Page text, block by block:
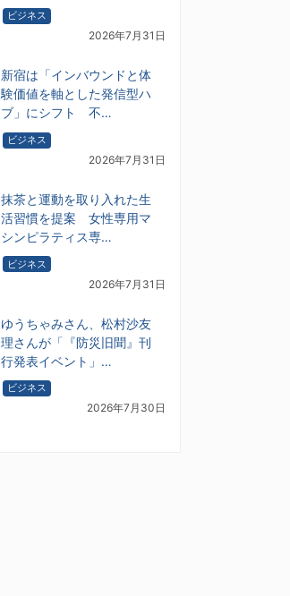
ビジネス
2026年7月31日
新宿は「インバウンドと体
験価値を軸とした発信型ハ
ブ」にシフト 不…
ビジネス
2026年7月31日
抹茶と運動を取り入れた生
活習慣を提案 女性専用マ
シンピラティス専…
ビジネス
2026年7月31日
ゆうちゃみさん、松村沙友
理さんが「『防災旧聞』刊
行発表イベント」…
ビジネス
2026年7月30日